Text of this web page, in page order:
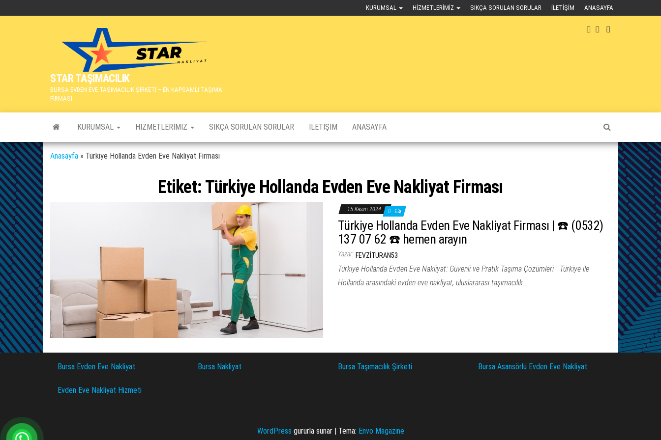
KURUMSAL HIZMETLERIMIZ SIKÇA SORULAN SORULAR İLETIŞIM ANASAYFA
STAR TAŞIMACILIK
BURSA EVDEN EVE TAŞIMACILIK ŞİRKETİ – EN KAPSAMLI TAŞIMA
FİRMASI
KURUMSAL HIZMETLERIMIZ SIKÇA SORULAN SORULAR İLETIŞIM ANASAYFA
Anasayfa » Türkiye Hollanda Evden Eve Nakliyat Firması
Etiket: Türkiye Hollanda Evden Eve Nakliyat Firması
15 Kasım 2024 0
Türkiye Hollanda Evden Eve Nakliyat Firması | ☎️ (0532)
137 07 62 ☎️ hemen arayın
Yazar: FEVZITURAN53
Türkiye Hollanda Evden Eve Nakliyat: Güvenli ve Pratik Taşıma Çözümleri Türkiye ile
Hollanda arasındaki evden eve nakliyat, uluslararası taşımacılık…
Bursa Evden Eve Nakliyat Bursa Nakliyat Bursa Taşımacılık Şirketi Bursa Asansörlü Evden Eve Nakliyat
Evden Eve Nakliyat Hizmeti
WordPress gururla sunar Tema: Envo Magazine